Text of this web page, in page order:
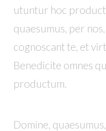
utuntur hoc
quaesumus, per
cognoscant te, et
Benedicite omnes
productum.
Domine,